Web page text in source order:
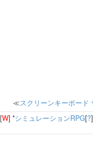
≪スクリーンキーボード
[W] *シミュレーションRPG[?]